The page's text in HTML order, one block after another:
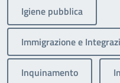
Igiene pubblica
Immigrazione e
Inquinamento